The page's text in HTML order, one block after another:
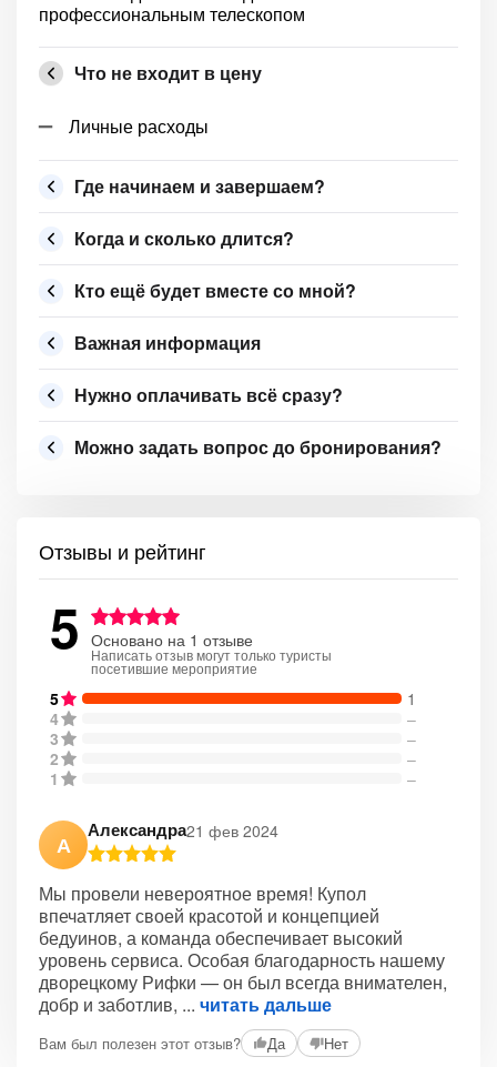
профессиональным телескопом
Что не входит в цену
Личные расходы
Где начинаем и завершаем?
Когда и сколько длится?
Кто ещё будет вместе со мной?
Важная информация
Нужно оплачивать всё сразу?
Можно задать вопрос до бронирования?
Отзывы и рейтинг
5 Основано на 1 отзыве
Написать отзыв могут только туристы
посетившие мероприятие
5
1
4
–
3
–
2
–
1
–
А
Александра21 фев 2024
Мы провели невероятное время! Купол
впечатляет своей красотой и концепцией
бедуинов, а команда обеспечивает высокий
уровень сервиса. Особая благодарность нашему
дворецкому Рифки — он был всегда внимателен,
добр и заботлив,
читать дальше
Вам был полезен этот отзыв? Да Нет